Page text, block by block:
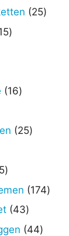
2525
15
1616
2525
35
producten
174174
4343
producten
4444